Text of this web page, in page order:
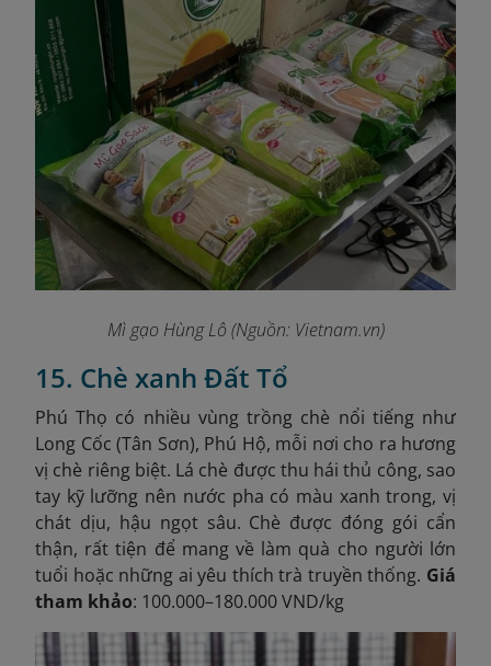
Mì gạo Hùng Lô (Nguồn: Vietnam.vn)
15. Chè xanh Đất Tổ
Phú Thọ có nhiều vùng trồng chè nổi tiếng như
Long Cốc (Tân Sơn), Phú Hộ, mỗi nơi cho ra hương
vị chè riêng biệt. Lá chè được thu hái thủ công, sao
tay kỹ lưỡng nên nước pha có màu xanh trong, vị
chát dịu, hậu ngọt sâu. Chè được đóng gói cẩn
thận, rất tiện để mang về làm quà cho người lớn
tuổi hoặc những ai yêu thích trà truyền thống. Giá
tham khảo: 100.000–180.000 VND/kg